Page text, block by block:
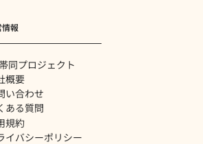
情報
同プロジェクト
概要
い合わせ
ある質問
規約
イバシーポリシー